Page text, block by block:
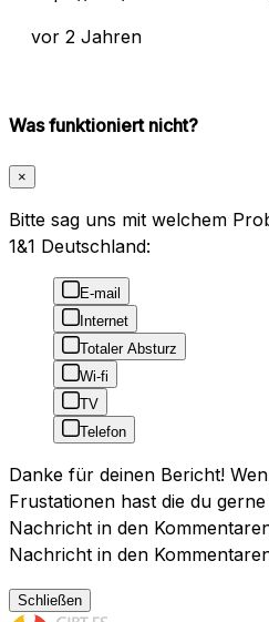
vor 2 Jahren
Was funktioniert nicht?
×
Bitte sag uns mit welchem
1&1 Deutschland:
E-mail
Internet
Totaler Absturz
Wi-fi
TV
Telefon
Danke für deinen Bericht!
Frustationen hast die du
Nachricht in den
Nachricht in den
Schließen